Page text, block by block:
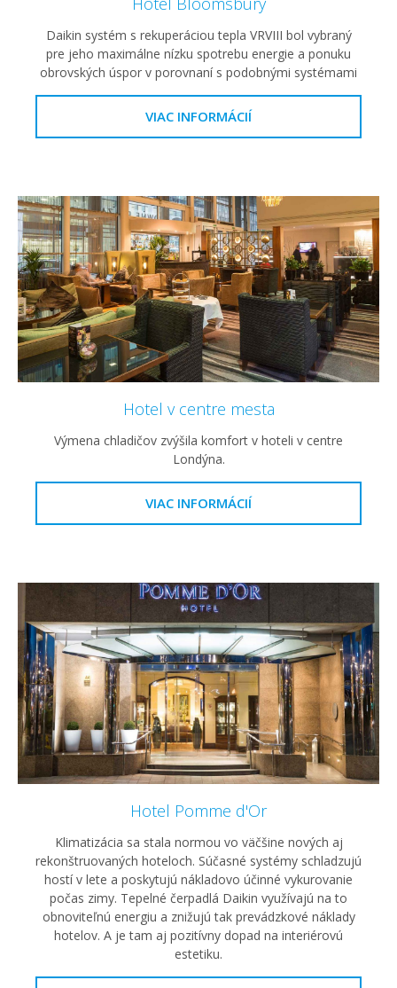
Daikin systém s rekuperáciou tepla VRVIII bol vybraný
pre jeho maximálne nízku spotrebu energie a ponuku
obrovských úspor v porovnaní s podobnými systémami
VIAC INFORMÁCIÍ
Hotel v centre mesta
Výmena chladičov zvýšila komfort v hoteli v centre
Londýna.
VIAC INFORMÁCIÍ
Hotel Pomme d'Or
Klimatizácia sa stala normou vo väčšine nových aj
rekonštruovaných hoteloch. Súčasné systémy schladzujú
hostí v lete a poskytujú nákladovo účinné vykurovanie
počas zimy. Tepelné čerpadlá Daikin využívajú na to
obnoviteľnú energiu a znižujú tak prevádzkové náklady
hotelov. A je tam aj pozitívny dopad na interiérovú
estetiku.